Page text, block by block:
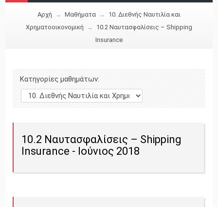
Αρχή → Μαθήματα →
10. Διεθνής Ναυτιλία και
Χρηματοοικονομική
→
10.2 Ναυτασφαλίσεις – Shipping
Insurance
Κατηγορίες μαθημάτων:
10.2 Ναυτασφαλίσεις – Shipping
Insurance - Ιούνιος 2018